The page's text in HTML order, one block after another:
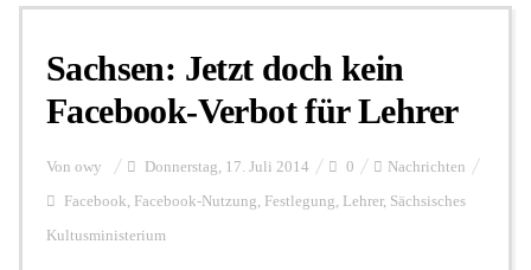
Personalien
Hintergrund
FUNKTURM-Beiträge
Sachsen: Jetzt doch kein
Facebook-Verbot für Lehrer
Von owy Donnerstag, 17. Juli 2014 0 Nachrichten
Facebook, Facebook-Nutzung, Festlegung, Lehrer, Sächsisches
Kultusministerium